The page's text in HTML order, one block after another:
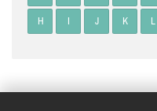
H I J K L